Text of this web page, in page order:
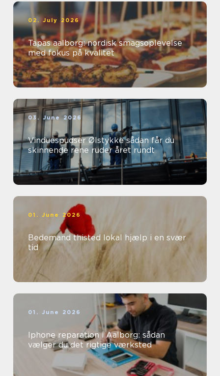
02. July 2026
Tapas aalborg: nordisk smagsoplevelse
med fokus på kvalitet
03. June 2026
Vinduespudser Ølstykke sådan får du
skinnende rene ruder året rundt
01. June 2026
Bedemand thisted lokal hjælp i en svær
tid
01. June 2026
Iphone reparation i Aalborg: sådan
vælger du det rigtige værksted